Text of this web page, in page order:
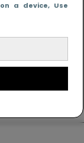
a device, Use